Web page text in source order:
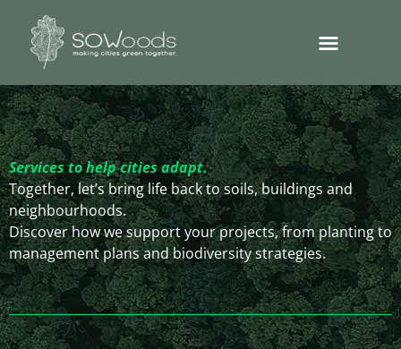
Services to help cities adapt.
Together, let’s bring life back to soils, buildings and
neighbourhoods.
Discover how we support your projects, from planting to
management plans and biodiversity strategies.